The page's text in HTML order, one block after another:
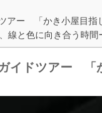
ー 「かき小屋目指
と色に向き合う時間
ドツアー 「